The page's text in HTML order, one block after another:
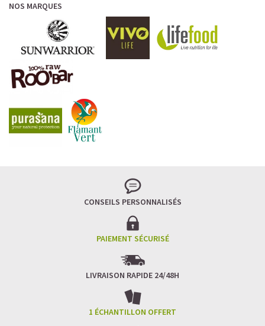
LA FRAÎCHEUR VERTE QUI APAISE L’ESPRIT
Le matcha, ce thé japonais se marie à la douceur du lait
tout en stimulant la concentration.
Un goût légèrement herbacé, addictif et plein de
Idéal pour : recharger ses batteries sans caféine,
hydrater, et retrouver focus et sérénité.
Matcha Latte Glacé Protéiné
SAWONDO RÉINVENTE LE PLAISIR DES CAFÉS GLACÉS
✅ Sans sucre raffiné
NOS MARQUES
CONSEILS PERSONNALISÉS
PAIEMENT SÉCURISÉ
LIVRAISON RAPIDE 24/48H
1 ÉCHANTILLON OFFERT